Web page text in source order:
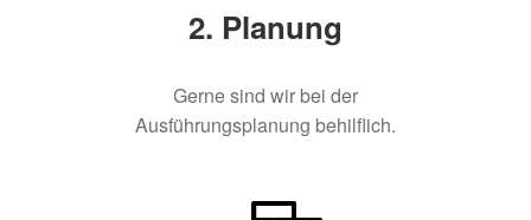
2. Planung
Gerne sind wir bei der
Ausführungsplanung behilflich.